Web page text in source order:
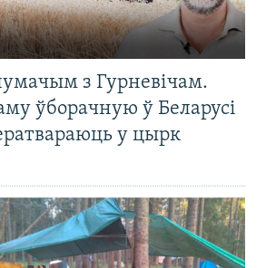
з Гурневічам.
ўборачную ў Беларусі
у цырк